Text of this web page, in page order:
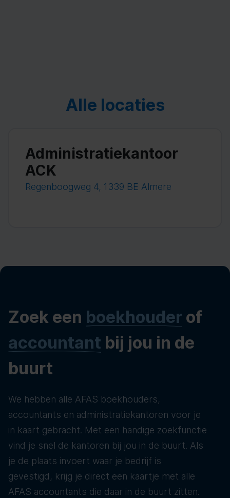
Alle locaties
Administratiekantoor
ACK
Regenboogweg 4, 1339 BE Almere
Zoek een boekhouder of
accountant bij jou in de
buurt
We hebben alle AFAS boekhouders,
accountants en administratiekantoren voor je
in kaart gebracht. Met een handige zoekfunctie
vind je snel de kantoren bij jou in de buurt. Als
je de plaats invoert waar je bedrijf is
gevestigd, krijg je direct een kaartje met alle
AFAS accountants die daar in de buurt zitten.